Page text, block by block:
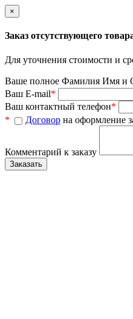
×
Заказ отсутствующего
Для уточнения стоимости и
Ваше полное Фамилия Имя и
Ваш E-mail*
Ваш контактный телефон*
*
Договор на оформление
Комментарий к заказу